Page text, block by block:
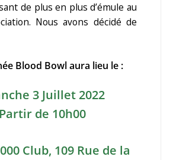
de plus en plus d’émule au
Nous avons décidé de
Blood Bowl aura lieu le :
3 Juillet 2022
de 10h00
Club, 109 Rue de la